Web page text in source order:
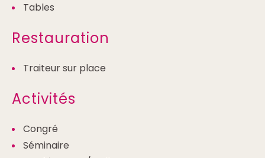
Tables
Restauration
Traiteur sur place
Activités
Congré
Séminaire